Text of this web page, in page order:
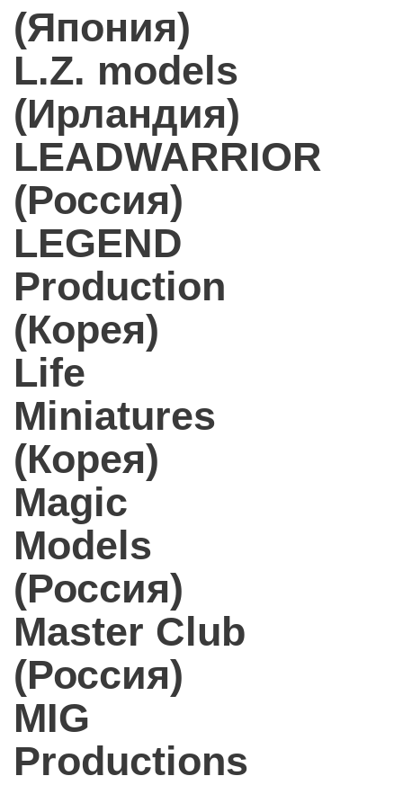
(Япония)
L.Z. models
(Ирландия)
LEADWARRIOR
(Россия)
LEGEND
Production
(Корея)
Life
Miniatures
(Корея)
Magic
Models
(Россия)
Master Club
(Россия)
MIG
Productions